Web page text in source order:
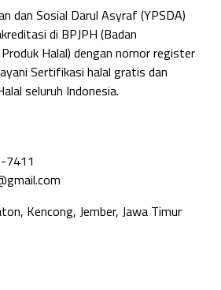
dan Sosial Darul Asyraf (YPSDA)
di BPJPH (Badan
Halal) dengan nomor register
Sertifikasi halal gratis dan
seluruh Indonesia.
7411
Kencong, Jember, Jawa Timur